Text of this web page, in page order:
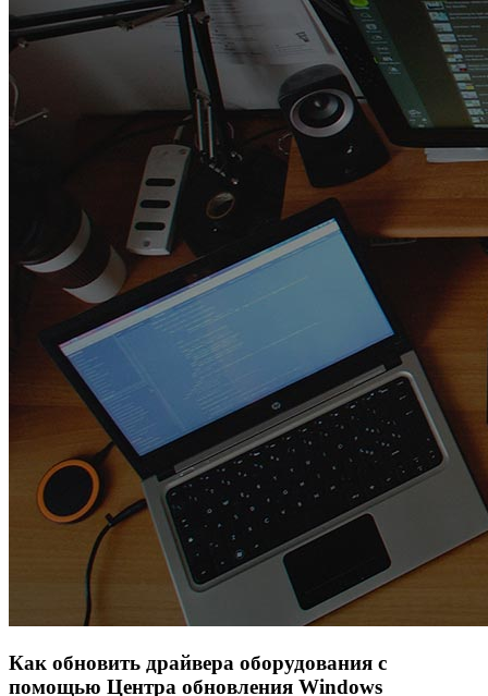
Как обновить драйвера оборудования с
помощью Центра обновления Windows